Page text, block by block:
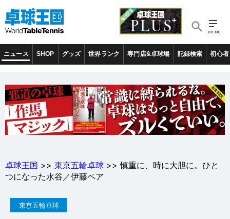
ニュース SHOP グッズ 世界ランク 専門店&卓球場 記録検索 初心者
卓球王国 >> 東京五輪卓球 >> 慎重に、時に大胆に。ひと
つになった水谷／伊藤ペア
東京五輪卓球